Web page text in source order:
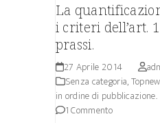
La
i criteri dell’art.
prassi.
27 Aprile 2014
Senza categoria,
in ordine di pubblicazione.
1 Commento